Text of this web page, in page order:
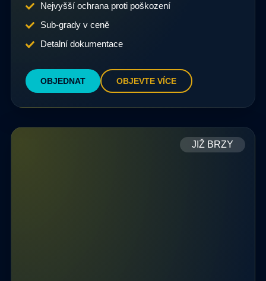
Nejvyšší ochrana proti poškození
Sub-grady v ceně
Detalní dokumentace
OBJEDNAT OBJEVTE VÍCE
JIŽ BRZY